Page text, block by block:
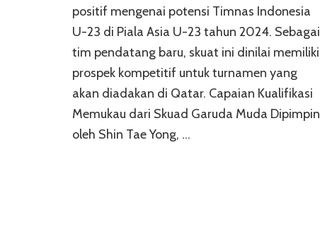
positif mengenai potensi Timnas Indonesia
U-23 di Piala Asia U-23 tahun 2024. Sebagai
tim pendatang baru, skuat ini dinilai memiliki
prospek kompetitif untuk turnamen yang
akan diadakan di Qatar. Capaian Kualifikasi
Memukau dari Skuad Garuda Muda Dipimpin
oleh Shin Tae Yong, …